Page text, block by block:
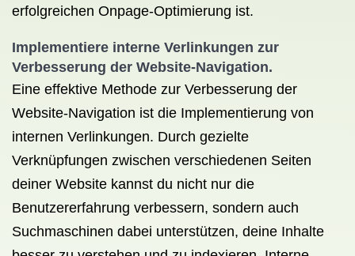
erfolgreichen Onpage-Optimierung ist.
Implementiere interne Verlinkungen zur
Verbesserung der Website-Navigation.
Eine effektive Methode zur Verbesserung der
Website-Navigation ist die Implementierung von
internen Verlinkungen. Durch gezielte
Verknüpfungen zwischen verschiedenen Seiten
deiner Website kannst du nicht nur die
Benutzererfahrung verbessern, sondern auch
Suchmaschinen dabei unterstützen, deine Inhalte